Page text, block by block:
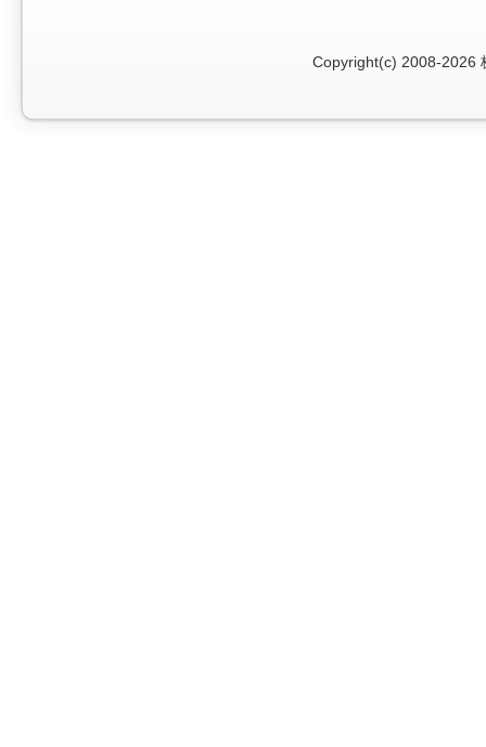
Copyright(c) 2008-2026